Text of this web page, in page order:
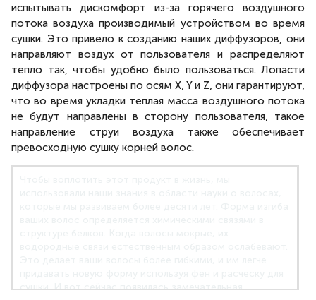
испытывать дискомфорт из-за горячего воздушного
потока воздуха производимый устройством во время
сушки. Это привело к созданию наших диффузоров, они
направляют воздух от пользователя и распределяют
тепло так, чтобы удобно было пользоваться. Лопасти
диффузора настроены по осям X, Y и Z, они гарантируют,
что во время укладки теплая масса воздушного потока
не будут направлены в сторону пользователя, такое
направление струи воздуха также обеспечивает
превосходную сушку корней волос.
сушки. И вот сейчас появилась замечательная